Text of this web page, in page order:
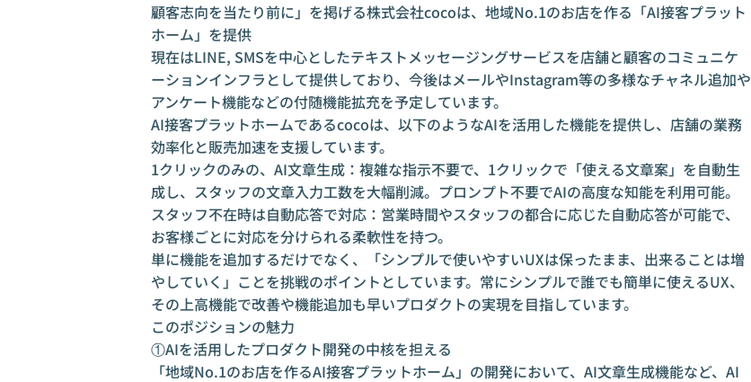
顧客志向を当たり前に」を掲げる株式会社cocoは、地域No.1のお店を作る「AI接客プラット
ホーム」を提供
現在はLINE, SMSを中心としたテキストメッセージングサービスを店舗と顧客のコミュニケ
ーションインフラとして提供しており、今後はメールやInstagram等の多様なチャネル追加や
アンケート機能などの付随機能拡充を予定しています。
AI接客プラットホームであるcocoは、以下のようなAIを活用した機能を提供し、店舗の業務
効率化と販売加速を支援しています。
1クリックのみの、AI文章生成：複雑な指示不要で、1クリックで「使える文章案」を自動生
成し、スタッフの文章入力工数を大幅削減。プロンプト不要でAIの高度な知能を利用可能。
スタッフ不在時は自動応答で対応：営業時間やスタッフの都合に応じた自動応答が可能で、
お客様ごとに対応を分けられる柔軟性を持つ。
単に機能を追加するだけでなく、「シンプルで使いやすいUXは保ったまま、出来ることは増
やしていく」ことを挑戦のポイントとしています。常にシンプルで誰でも簡単に使えるUX、
その上高機能で改善や機能追加も早いプロダクトの実現を目指しています。
このポジションの魅力
①AIを活用したプロダクト開発の中核を担える
「地域No.1のお店を作るAI接客プラットホーム」の開発において、AI文章生成機能など、AI